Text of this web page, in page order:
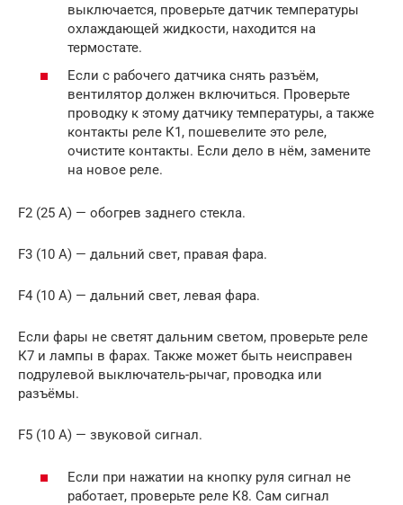
выключается, проверьте датчик температуры
охлаждающей жидкости, находится на
термостате.
Если с рабочего датчика снять разъём,
вентилятор должен включиться. Проверьте
проводку к этому датчику температуры, а также
контакты реле К1, пошевелите это реле,
очистите контакты. Если дело в нём, замените
на новое реле.
F2 (25 А) — обогрев заднего стекла.
F3 (10 А) — дальний свет, правая фара.
F4 (10 А) — дальний свет, левая фара.
Если фары не светят дальним светом, проверьте реле
К7 и лампы в фарах. Также может быть неисправен
подрулевой выключатель-рычаг, проводка или
разъёмы.
F5 (10 А) — звуковой сигнал.
Если при нажатии на кнопку руля сигнал не
работает, проверьте реле К8. Сам сигнал